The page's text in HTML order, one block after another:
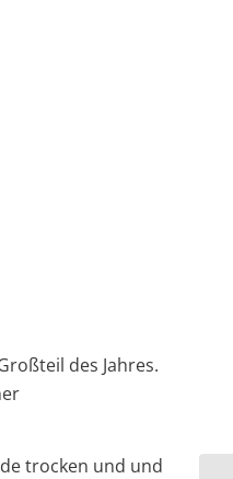
des Jahres.
trocken und und